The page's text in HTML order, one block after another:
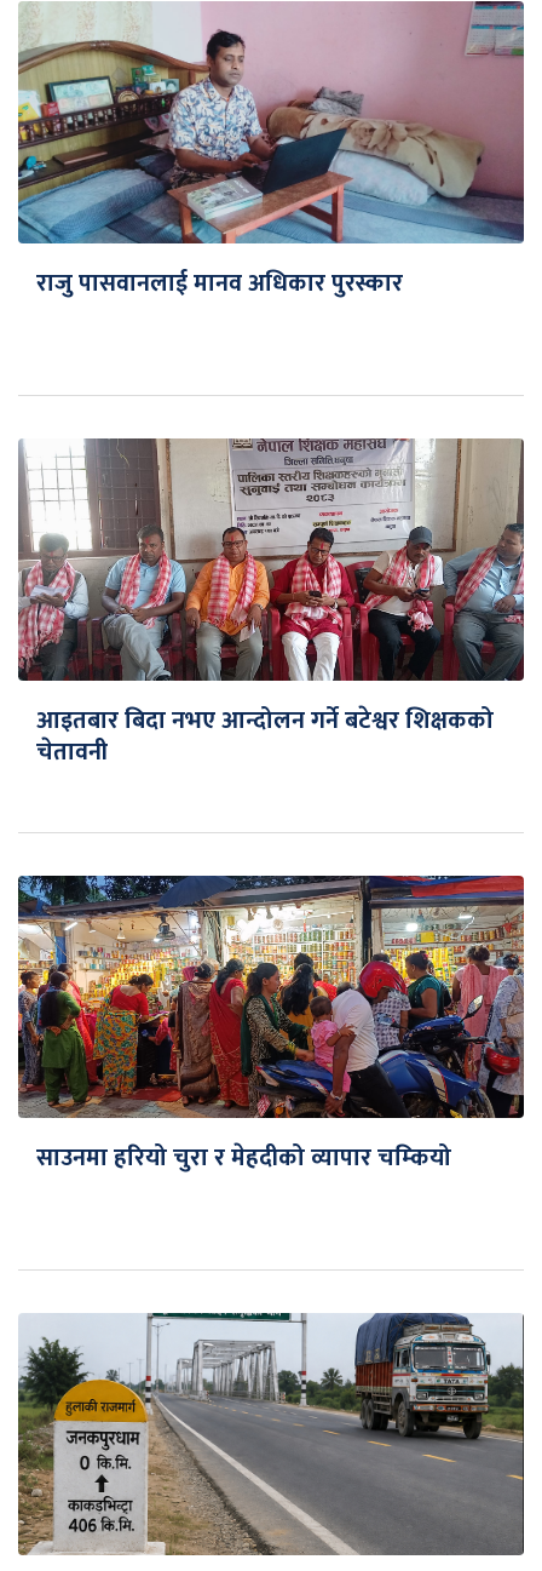
राजु पासवानलाई मानव अधिकार पुरस्कार
आइतबार बिदा नभए आन्दोलन गर्ने बटेश्वर शिक्षकको
चेतावनी
साउनमा हरियो चुरा र मेहदीको व्यापार चम्कियो